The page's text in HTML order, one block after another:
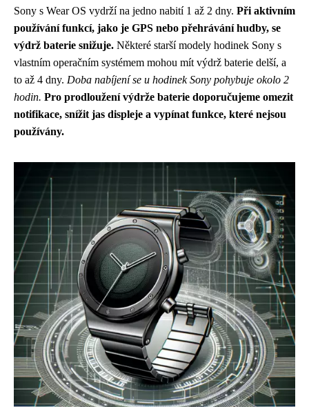
Sony s Wear OS vydrží na jedno nabití 1 až 2 dny. Při aktivním
používání funkcí, jako je GPS nebo přehrávání hudby, se
výdrž baterie snižuje. Některé starší modely hodinek Sony s
vlastním operačním systémem mohou mít výdrž baterie delší, a
to až 4 dny. Doba nabíjení se u hodinek Sony pohybuje okolo 2
hodin. Pro prodloužení výdrže baterie doporučujeme omezit
notifikace, snížit jas displeje a vypínat funkce, které nejsou
používány.